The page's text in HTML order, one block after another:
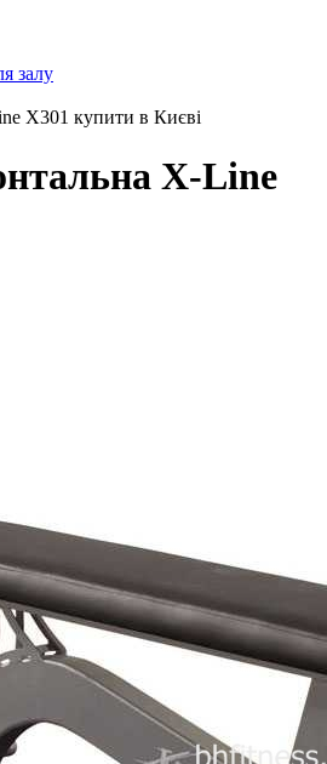
залу
X301 купити в Києві
X-Line